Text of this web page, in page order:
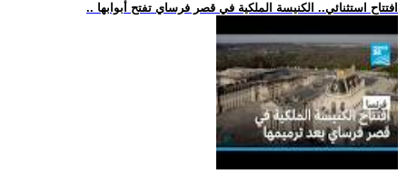
.. افتتاح استثنائي.. الكنيسة الملكية في قصر فرساي تفتح أبوابها